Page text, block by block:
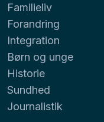
Familieliv
Forandring
Integration
Børn og unge
Historie
Sundhed
Journalistik